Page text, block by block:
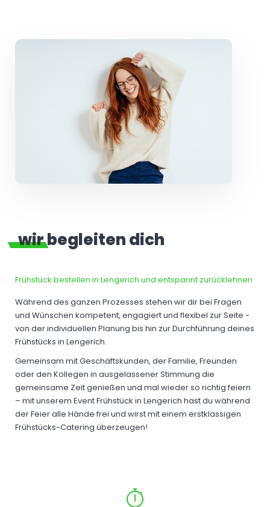
wir begleiten dich
Frühstück bestellen in Lengerich und entspannt zurücklehnen
Während des ganzen Prozesses stehen wir dir bei Fragen
und Wünschen kompetent, engagiert und flexibel zur Seite -
von der individuellen Planung bis hin zur Durchführung deines
Frühstücks in Lengerich.
Gemeinsam mit Geschäftskunden, der Familie, Freunden
oder den Kollegen in ausgelassener Stimmung die
gemeinsame Zeit genießen und mal wieder so richtig feiern
– mit unserem Event Frühstück in Lengerich hast du während
der Feier alle Hände frei und wirst mit einem erstklassigen
Frühstücks-Catering überzeugen!